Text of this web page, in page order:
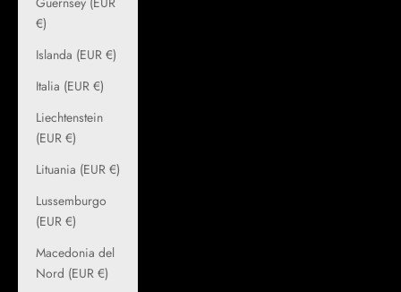
€)
Islanda (EUR €)
Italia (EUR €)
Liechtenstein
(EUR €)
Lituania (EUR €)
Lussemburgo
(EUR €)
Macedonia del
Nord (EUR €)